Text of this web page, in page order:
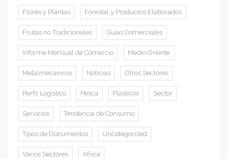
Flores y Plantas Forestal y Productos Elaborados
Frutas no Tradicionales Guías Comerciales
Informe Mensual de Comercio Medio Oriente
Metalmecánicos Noticias Otros Sectores
Perfil Logístico Pesca Plasticos Sector
Servicios Tendencia de Consumo
Tipos de Documentos Uncategorized
Varios Sectores África